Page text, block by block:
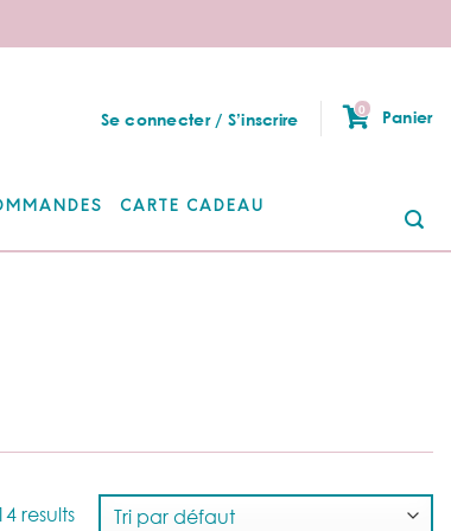
Se connecter / S’inscrire
0 Panier
CARTE CADEAU
results